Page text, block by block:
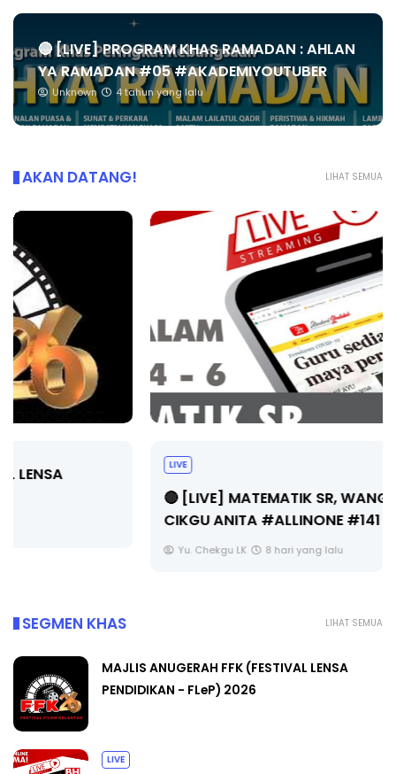
🔴 [LIVE] PROGRAM KHAS RAMADAN : AHLAN
YA RAMADAN #05 #AKADEMIYOUTUBER
Unknown 4 tahun yang lalu
LIHAT SEMUA
AKAN DATANG!
🔴 [LIVE] MATEMATIK SR, WANG TAHUN 6 OLEH
CIKGU ANITA #ALLINONE #141 #...
8 hari yang lalu
LIHAT SEMUA
SEGMEN KHAS
MAJLIS ANUGERAH FFK (FESTIVAL LENSA
PENDIDIKAN - FLeP) 2026
LIVE